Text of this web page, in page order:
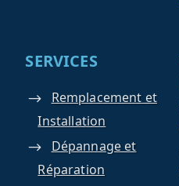
SERVICES
Remplacement et
Installation
Dépannage et
Réparation